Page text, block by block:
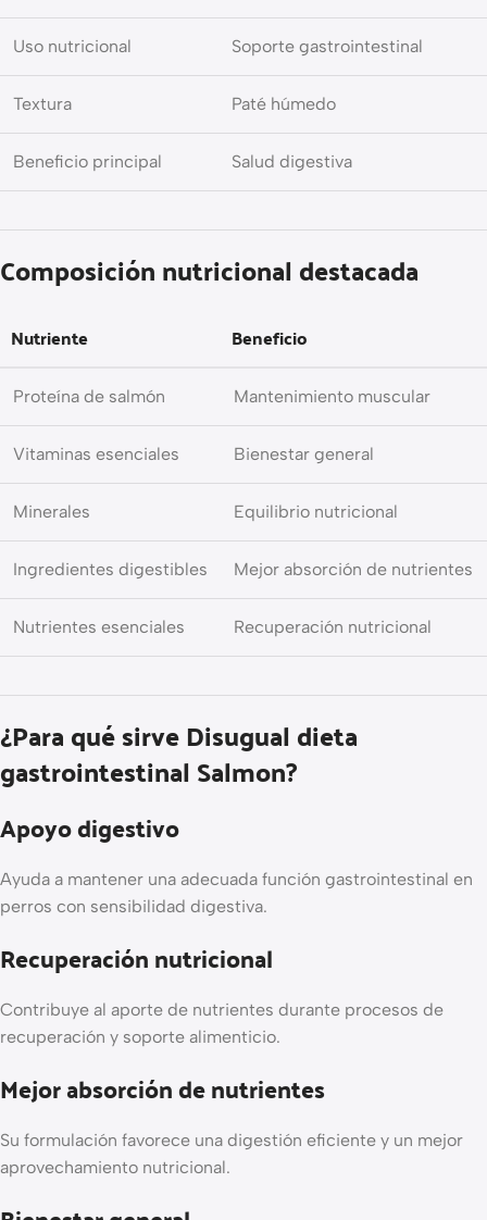
Uso nutricional Soporte gastrointestinal
Textura Paté húmedo
Beneficio principal Salud digestiva
Composición nutricional destacada
Nutriente Beneficio
Proteína de salmón Mantenimiento muscular
Vitaminas esenciales Bienestar general
Minerales Equilibrio nutricional
Ingredientes digestibles Mejor absorción de nutrientes
Nutrientes esenciales Recuperación nutricional
¿Para qué sirve Disugual dieta
gastrointestinal Salmon?
Apoyo digestivo
Ayuda a mantener una adecuada función gastrointestinal en
perros con sensibilidad digestiva.
Recuperación nutricional
Contribuye al aporte de nutrientes durante procesos de
recuperación y soporte alimenticio.
Mejor absorción de nutrientes
Su formulación favorece una digestión eficiente y un mejor
aprovechamiento nutricional.